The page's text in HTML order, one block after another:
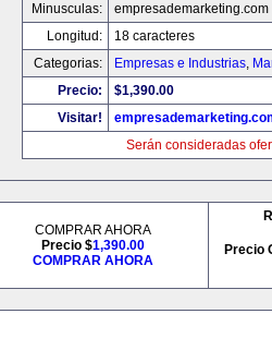
Minusculas:
empresademarketing.com
Longitud:
18 caracteres
Categorias:
Empresas e Industrias,
Precio:
$1,390.00
Visitar!
Serán consideradas
COMPRAR AHORA
Precio $1,390.00
COMPRAR AHORA
Precio